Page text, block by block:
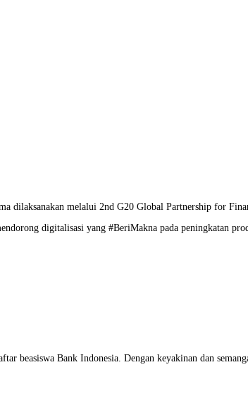
dilaksanakan melalui 2nd G20 Global Partnership
digitalisasi yang #BeriMakna pada peningkatan
beasiswa Bank Indonesia. Dengan keyakinan dan